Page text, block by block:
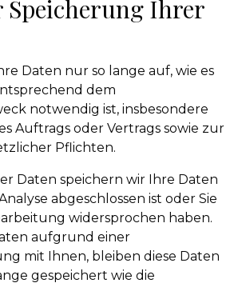
Speicherung Ihrer
Daten nur so lange auf, wie es
dem
notwendig ist, insbesondere
Auftrags oder Vertrags sowie zur
Pflichten.
Daten speichern wir Ihre Daten
abgeschlossen ist oder Sie
widersprochen haben.
aufgrund einer
mit Ihnen, bleiben diese Daten
gespeichert wie die